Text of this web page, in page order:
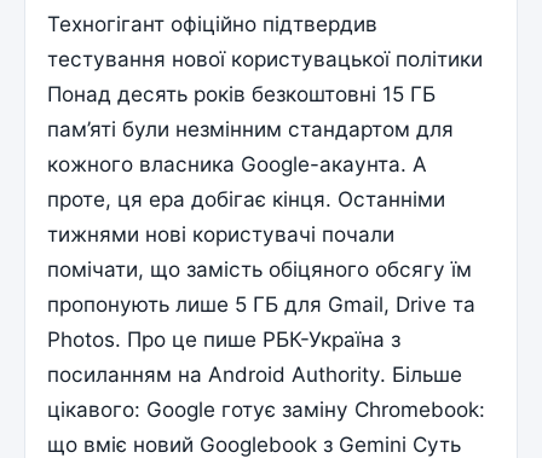
Техногігант офіційно підтвердив
тестування нової користувацької політики
Понад десять років безкоштовні 15 ГБ
пам’яті були незмінним стандартом для
кожного власника Google-акаунта. А
проте, ця ера добігає кінця. Останніми
тижнями нові користувачі почали
помічати, що замість обіцяного обсягу їм
пропонують лише 5 ГБ для Gmail, Drive та
Photos. Про це пише РБК-Україна з
посиланням на Android Authority. Більше
цікавого: Google готує заміну Chromebook:
що вміє новий Googlebook з Gemini Суть